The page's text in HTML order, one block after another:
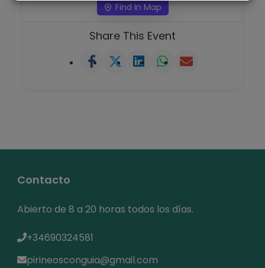
Find In Map
Share This Event
Contacto
Abierto de 8 a 20 horas todos los días.
+34690324581
pirineosconguia@gmail.com